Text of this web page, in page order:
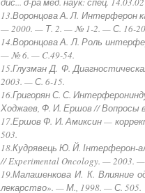
13.Воронцова А. Л. Интерферон
— 2000. — Т. 2. — № 1-2. — С. 16-
14.Воронцова А. Л. Роль
— № 6. — C.49-54.
15.Глузман Д. Ф.
2003. — С. 6-15.
16.Григорян С. С.
Ходжаев, Ф. И. Ершов // Вопросы
17.Ершов Ф. И. Амиксин —
503.
18.Кудрявець Ю. Й. Інтерферон-
// Experimental Oncology. — 2003. —
19.Малашенкова И. К. Влияние
лекарство». — М., 1998. — С. 505.